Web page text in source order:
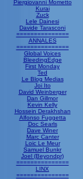
Piergiovanni Mometto
Kurai
Zuck
Lele Dainesi
Davide Tarasconi
===============
ANNALES
===============
Global Voices
BleedingEdge
First Monday
Ted
Le Blog Medias
Joi Ito
David Weinberger
Dan Gillmor
Kevin Kelly
Hossein Derakhshan
Alfonso Fuggetta
Doc Searls
Dave Winer
Marc Canter
Loic Le Meur
Samuel Bunkr
Joel (Beyondpr)
===============
LINX
===============